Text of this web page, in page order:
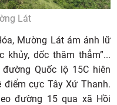
Lát
Mường Lát ám ảnh lữ
khủy, dốc thăm thẳm”...
Quốc lộ 15C hiên
cực Tây Xứ Thanh.
đường 15 qua xã Hồi